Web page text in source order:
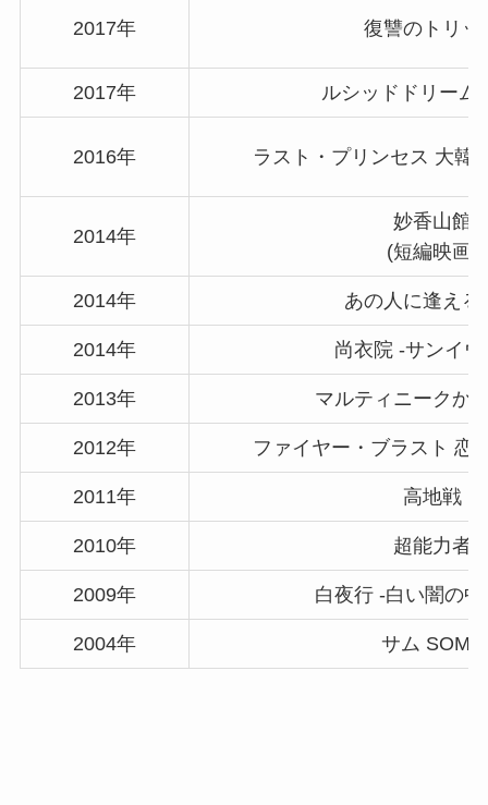
2017年 復讐のトリッ
2017年 ルシッドドリーム
2016年 ラスト・プリンセス 大韓
2014年
妙香山館
(短編映画)
2014年 あの人に逢える
2014年 尚衣院 -サンイ
2013年 マルティニークか
2012年 ファイヤー・ブラスト 恋
2011年 高地戦
2010年 超能力者
2009年 白夜行 -白い闇の
2004年 サム SOME